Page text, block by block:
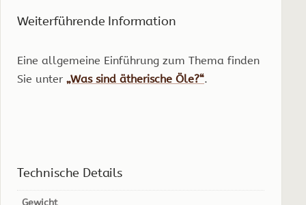
Weiterführende Information
Eine allgemeine Einführung zum Thema finden
Sie unter „Was sind ätherische Öle?“.
Technische Details
Gewicht